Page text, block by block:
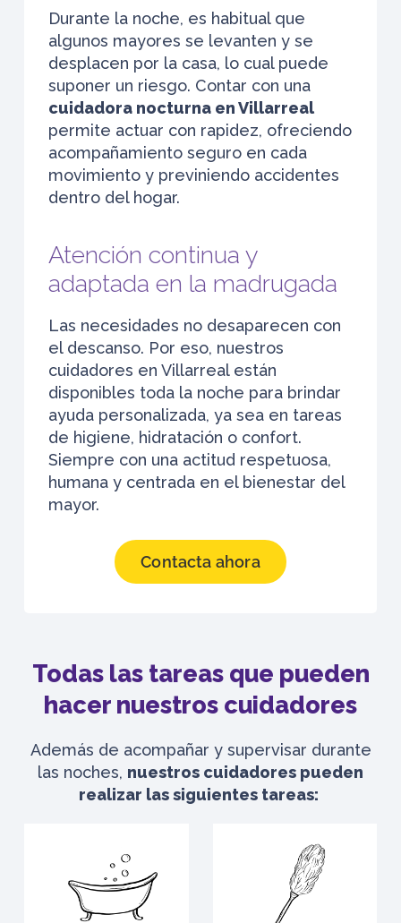
Durante la noche, es habitual que
algunos mayores se levanten y se
desplacen por la casa, lo cual puede
suponer un riesgo. Contar con una
cuidadora nocturna en Villarreal
permite actuar con rapidez, ofreciendo
acompañamiento seguro en cada
movimiento y previniendo accidentes
dentro del hogar.
Atención continua y
adaptada en la madrugada
Las necesidades no desaparecen con
el descanso. Por eso, nuestros
cuidadores en Villarreal están
disponibles toda la noche para brindar
ayuda personalizada, ya sea en tareas
de higiene, hidratación o confort.
Siempre con una actitud respetuosa,
humana y centrada en el bienestar del
mayor.
Contacta ahora
Todas las tareas que pueden
hacer nuestros cuidadores
Además de acompañar y supervisar durante
las noches, nuestros cuidadores pueden
realizar las siguientes tareas: